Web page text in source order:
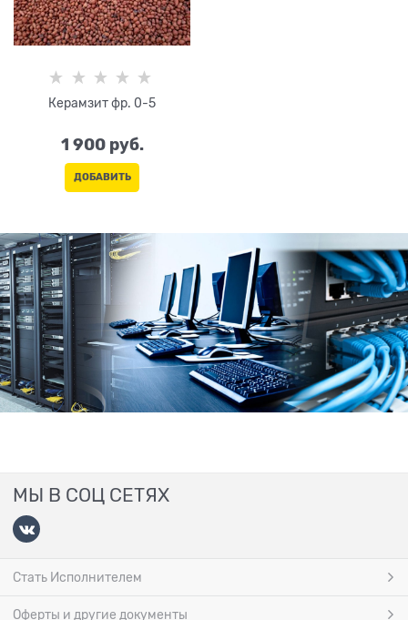
Керамзит фр. 0-5
1 900 руб.
ДОБАВИТЬ
МЫ В СОЦ СЕТЯХ
Стать Исполнителем
Оферты и другие документы